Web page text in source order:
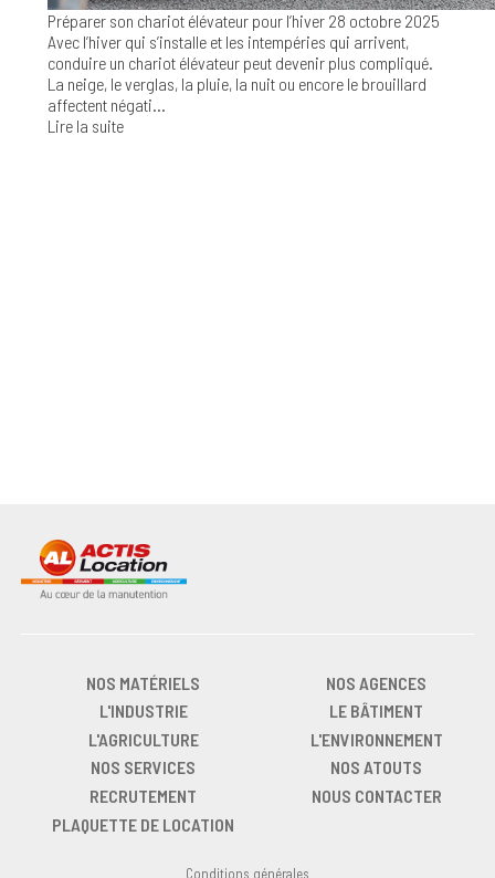
Préparer son chariot élévateur pour l’hiver 28 octobre 2025
Avec l’hiver qui s’installe et les intempéries qui arrivent,
conduire un chariot élévateur peut devenir plus compliqué.
La neige, le verglas, la pluie, la nuit ou encore le brouillard
affectent négati...
Lire la suite
NOS MATÉRIELS
NOS AGENCES
L'INDUSTRIE
LE BÂTIMENT
L'AGRICULTURE
L'ENVIRONNEMENT
NOS SERVICES
NOS ATOUTS
RECRUTEMENT
NOUS CONTACTER
PLAQUETTE DE LOCATION
Conditions générales